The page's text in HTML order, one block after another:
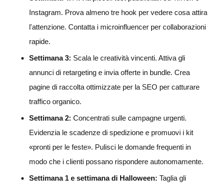
Instagram. Prova almeno tre hook per vedere cosa attira
l'attenzione. Contatta i microinfluencer per collaborazioni
rapide.
Settimana 3: Scala le creatività vincenti. Attiva gli
annunci di retargeting e invia offerte in bundle. Crea
pagine di raccolta ottimizzate per la SEO per catturare
traffico organico.
Settimana 2: Concentrati sulle campagne urgenti.
Evidenzia le scadenze di spedizione e promuovi i kit
«pronti per le feste». Pulisci le domande frequenti in
modo che i clienti possano rispondere autonomamente.
Settimana 1 e settimana di Halloween: Taglia gli